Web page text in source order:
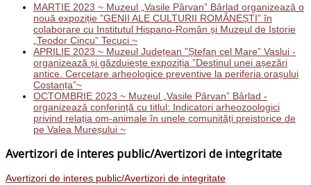
MARTIE 2023 ~ Muzeul „Vasile Pârvan” Bârlad organizează o
nouă expoziție ”GENII ALE CULTURII ROMÂNEȘTI” în
colaborare cu Institutul Hispano-Român și Muzeul de Istorie
„Teodor Cincu” Tecuci ~
APRILIE 2023 ~ Muzeul Județean ”Ștefan cel Mare” Vaslui -
organizează și găzduiește expoziția ”Destinul unei așezări
antice. Cercetare arheologice preventive la periferia orașului
Costanța”~
OCTOMBRIE 2023 ~ Muzeul „Vasile Pârvan” Bârlad -
organizează conferință cu titlul: Indicatori arheozoologici
privind relația om-animale în unele comunități preistorice de
pe Valea Mureșului ~
Avertizori de interes public/Avertizori de integritate
Avertizori de interes public/Avertizori de integritate